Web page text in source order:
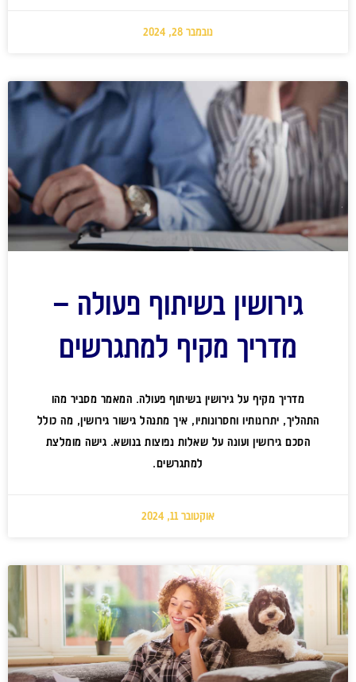
נובמבר 28, 2024
גירושין בשיתוף פעולה –
מדריך מקיף למתגרשים
מדריך מקיף על גירושין בשיתוף פעולה. המאמר מסביר מהו
התהליך, יתרונותיו וחסרונותיו, איך מתנהל גישור גירושין, מה כולל
הסכם גירושין ועונה על שאלות נפוצות בנושא. גישה מומלצת
למתגרשים.
אוקטובר 11, 2024